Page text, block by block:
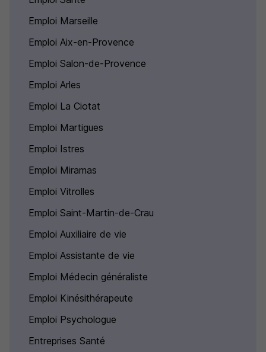
Emploi Marseille
Emploi Aix-en-Provence
Emploi Salon-de-Provence
Emploi Arles
Emploi La Ciotat
Emploi Martigues
Emploi Istres
Emploi Miramas
Emploi Vitrolles
Emploi Saint-Martin-de-Crau
Emploi Auxiliaire de vie
Emploi Assistante de vie
Emploi Médecin généraliste
Emploi Kinésithérapeute
Emploi Psychologue
Entreprises Santé